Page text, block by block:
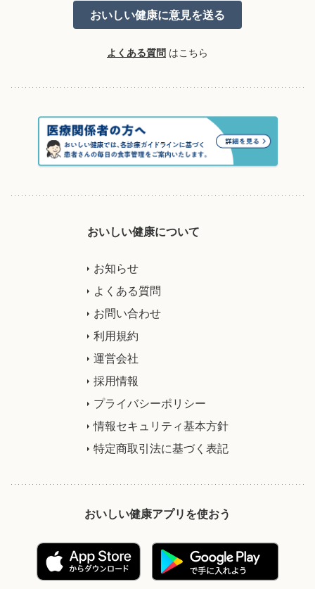
よくある質問 はこちら
おいしい健康について
お知らせ
よくある質問
お問い合わせ
利用規約
運営会社
採用情報
プライバシーポリシー
情報セキュリティ基本方針
特定商取引法に基づく表記
おいしい健康アプリを使おう